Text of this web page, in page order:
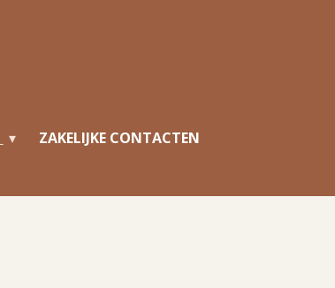
ZAKELIJKE CONTACTEN